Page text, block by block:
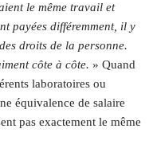
le même travail et
payées différemment, il y
droits de la personne.
côte à côte. » Quand
laboratoires ou
équivalence de salaire
pas exactement le même